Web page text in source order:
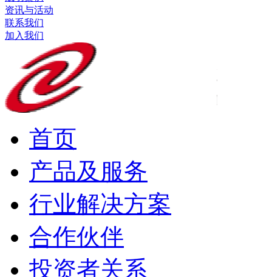
资讯与活动
联系我们
加入我们
首页
产品及服务
行业解决方案
合作伙伴
投资者关系